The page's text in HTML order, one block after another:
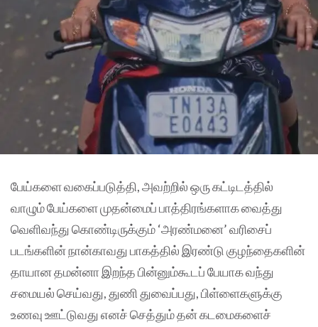
பேய்களை வகைப்படுத்தி, அவற்றில் ஒரு கட்டிடத்தில்
வாழும் பேய்களை முதன்மைப் பாத்திரங்களாக வைத்து
வெளிவந்து கொண்டிருக்கும் ‘அரண்மனை’ வரிசைப்
படங்களின் நான்காவது பாகத்தில் இரண்டு குழந்தைகளின்
தாயான தமன்னா இறந்த பின்னும்கூடப் பேயாக வந்து
சமையல் செய்வது, துணி துவைப்பது, பிள்ளைகளுக்கு
உணவு ஊட்டுவது எனச் செத்தும் தன் கடமைகளைச்